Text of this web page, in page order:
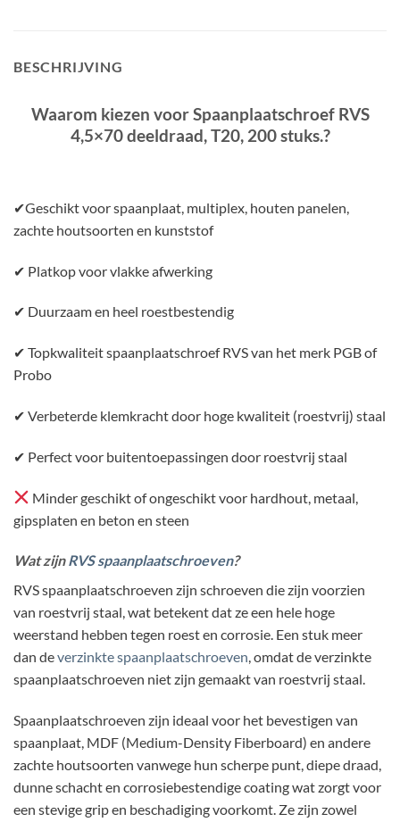
BESCHRIJVING
Waarom kiezen voor Spaanplaatschroef RVS
4,5×70 deeldraad, T20, 200 stuks.?
✔Geschikt voor spaanplaat, multiplex, houten panelen,
zachte houtsoorten en kunststof
✔ Platkop voor vlakke afwerking
✔ Duurzaam en heel roestbestendig
✔ Topkwaliteit spaanplaatschroef RVS van het merk PGB of
Probo
✔ Verbeterde klemkracht door hoge kwaliteit (roestvrij) staal
✔ Perfect voor buitentoepassingen door roestvrij staal
Minder geschikt of ongeschikt voor hardhout, metaal,
gipsplaten en beton en steen
Wat zijn RVS spaanplaatschroeven?
RVS spaanplaatschroeven zijn schroeven die zijn voorzien
van roestvrij staal, wat betekent dat ze een hele hoge
weerstand hebben tegen roest en corrosie. Een stuk meer
dan deverzinkte spaanplaatschroeven, omdat de verzinkte
spaanplaatschroeven niet zijn gemaakt van roestvrij staal.
Spaanplaatschroeven zijn ideaal voor het bevestigen van
spaanplaat, MDF (Medium-Density Fiberboard) en andere
zachte houtsoorten vanwege hun scherpe punt, diepe draad,
dunne schacht en corrosiebestendige coating wat zorgt voor
een stevige grip en beschadiging voorkomt. Ze zijn zowel